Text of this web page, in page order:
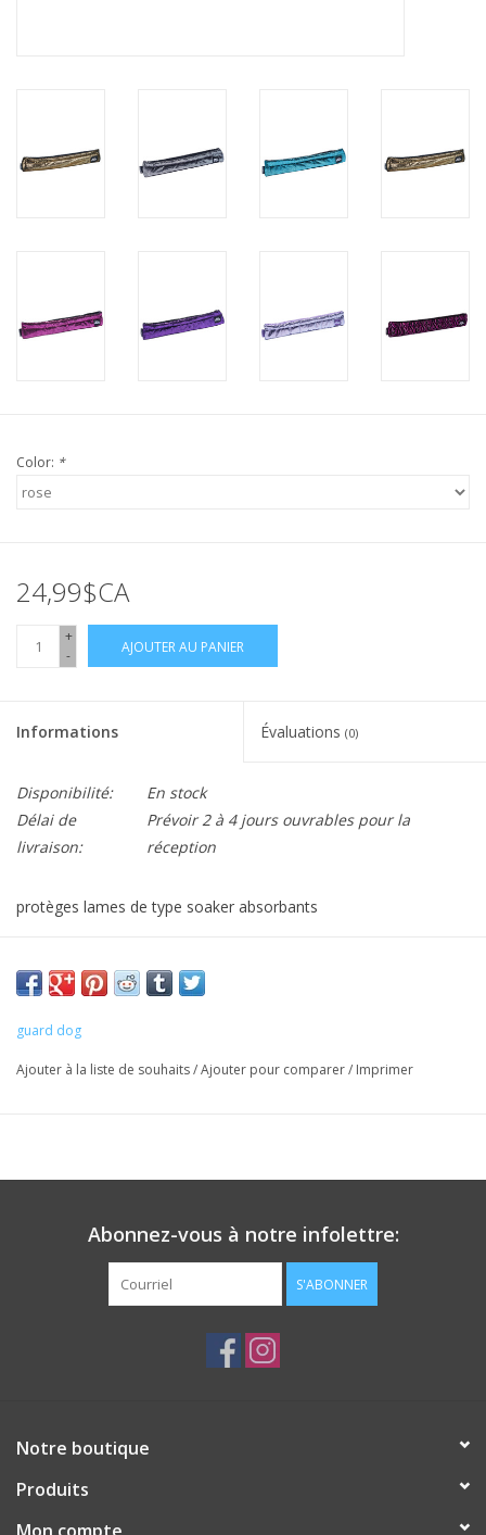
Color: *
24,99$CA
+
-
AJOUTER AU PANIER
Informations Évaluations (0)
Disponibilité:
En stock
Délai de
livraison:
Prévoir 2 à 4 jours ouvrables pour la
réception
protèges lames de type soaker absorbants
guard dog
Ajouter à la liste de souhaits/Ajouter pour comparer/ Imprimer
Abonnez-vous à notre infolettre:
S'ABONNER
Notre boutique
Produits